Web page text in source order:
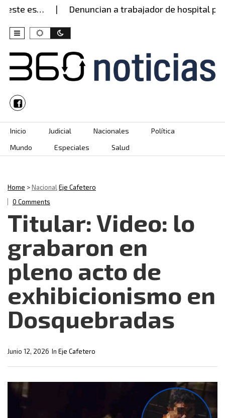
es… Denuncian a trabajador de hospital por
Skip to content
Inicio Judicial Nacionales
Política
Mundo
Especiales Salud
Home >NacionalEje Cafetero
0 Comments
Titular: Video: lo
grabaron en
pleno acto de
exhibicionismo en
Dosquebradas
In Eje Cafetero
Junio 12, 2026